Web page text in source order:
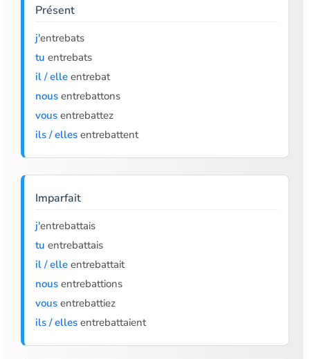
Présent
j'entrebats
tu entrebats
il / elle entrebat
nous entrebattons
vous entrebattez
ils / elles entrebattent
Imparfait
j'entrebattais
tu entrebattais
il / elle entrebattait
nous entrebattions
vous entrebattiez
ils / elles entrebattaient